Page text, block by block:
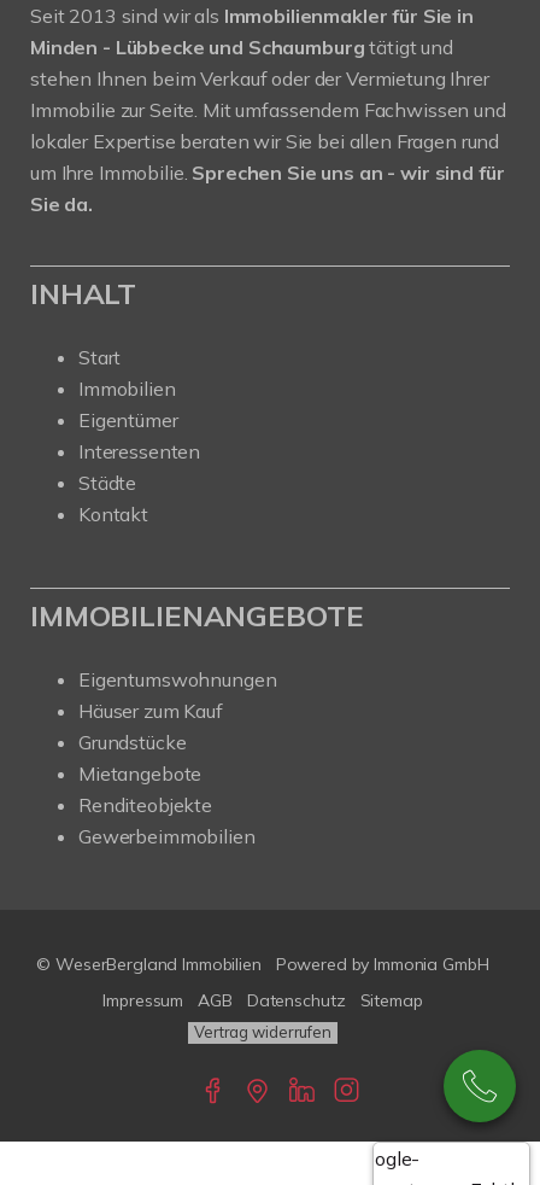
Seit 2013 sind wir als Immobilienmakler für Sie in
Minden - Lübbecke und Schaumburgtätigt und
stehen Ihnen beim Verkauf oder der Vermietung Ihrer
Immobilie zur Seite. Mit umfassendem Fachwissen und
lokaler Expertise beraten wir Sie bei allen Fragen rund
um Ihre Immobilie. Sprechen Sie uns an - wir sind für
Sie da.
INHALT
Start
Immobilien
Eigentümer
Interessenten
Städte
Kontakt
IMMOBILIENANGEBOTE
Eigentumswohnungen
Häuser zum Kauf
Grundstücke
Mietangebote
Renditeobjekte
Gewerbeimmobilien
© WeserBergland Immobilien Powered by Immonia GmbH
Impressum
AGB Datenschutz Sitemap
Vertrag widerrufen
Google-